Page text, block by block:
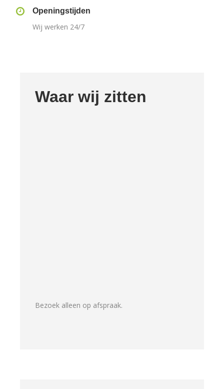
Openingstijden
Wij werken 24/7
Waar wij zitten
Bezoek alleen op afspraak.